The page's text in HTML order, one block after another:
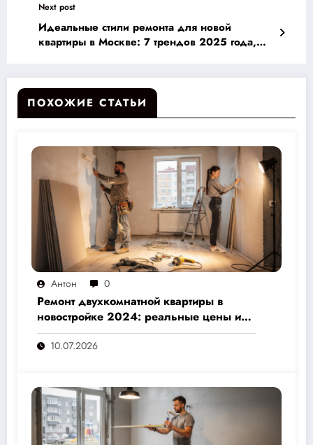
Next post
Идеальные стили ремонта для новой
квартиры в Москве: 7 трендов 2025 года,
ПОХОЖИЕ СТАТЬИ
Антон 0
Ремонт двухкомнатной квартиры в
новостройке 2024: реальные цены и
скрытые расходы, которые вам не
назовут подрядчики
10.07.2026